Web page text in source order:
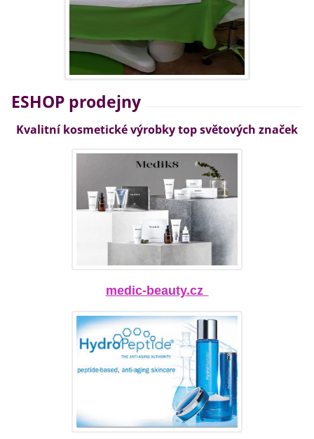
ESHOP prodejny
Kvalitní kosmetické výrobky top světových značek
medic-beauty.cz